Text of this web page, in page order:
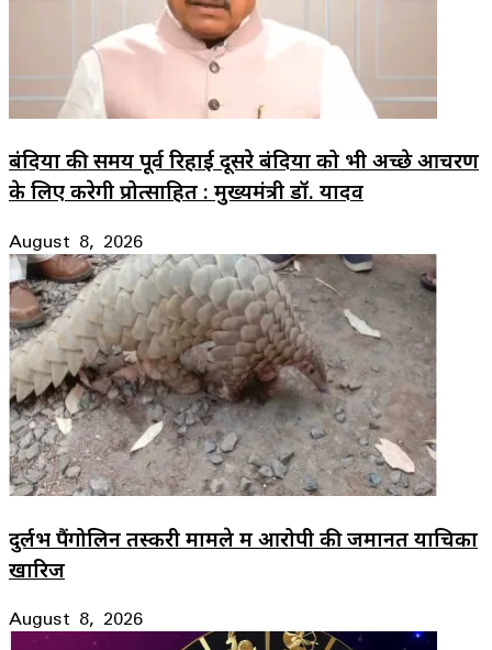
बंदियों की समय पूर्व रिहाई दूसरे बंदियों को भी अच्छे आचरण
के लिए करेगी प्रोत्साहित : मुख्यमंत्री डॉ. यादव
August 8, 2026
दुर्लभ पैंगोलिन तस्करी मामले में आरोपी की जमानत याचिका
खारिज
August 8, 2026